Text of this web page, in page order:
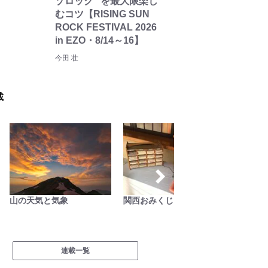
むコツ【RISING SUN
ROCK FESTIVAL 2026
in EZO・8/14～16】
今田 壮
山の天気と気象 関西おみくじジャーニー
連載一覧